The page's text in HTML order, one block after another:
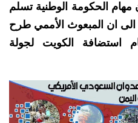
مهام الحكومة الوطنية تسلم
ان المبعوث الأممي طرح
استضافة الكويت لجولة